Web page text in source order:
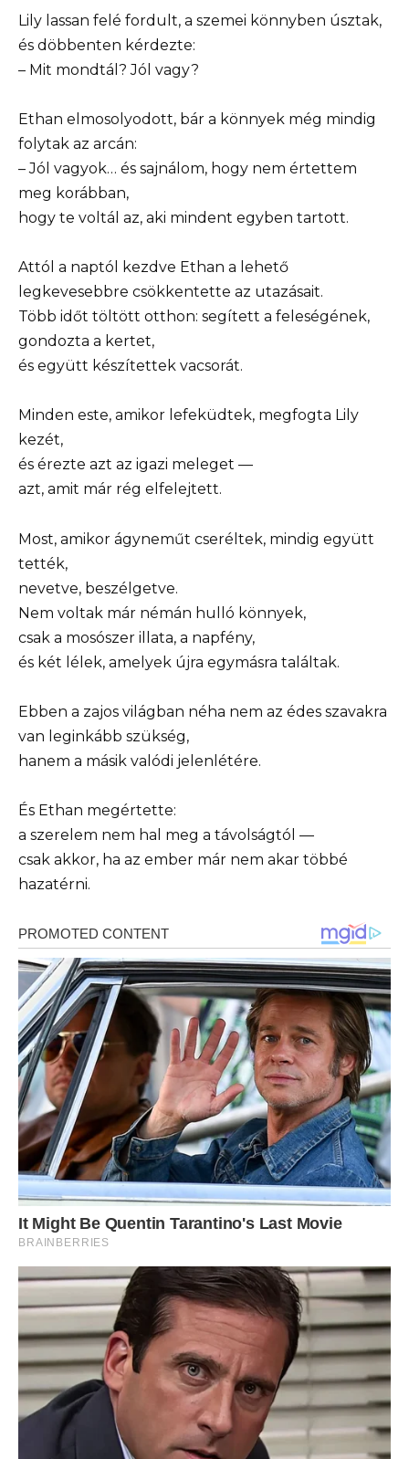
Lily lassan felé fordult, a szemei könnyben úsztak,
és döbbenten kérdezte:
– Mit mondtál? Jól vagy?
Ethan elmosolyodott, bár a könnyek még mindig
folytak az arcán:
– Jól vagyok… és sajnálom, hogy nem értettem
meg korábban,
hogy te voltál az, aki mindent egyben tartott.
Attól a naptól kezdve Ethan a lehető
legkevesebbre csökkentette az utazásait.
Több időt töltött otthon: segített a feleségének,
gondozta a kertet,
és együtt készítettek vacsorát.
Minden este, amikor lefeküdtek, megfogta Lily
kezét,
és érezte azt az igazi meleget —
azt, amit már rég elfelejtett.
Most, amikor ágyneműt cseréltek, mindig együtt
tették,
nevetve, beszélgetve.
Nem voltak már némán hulló könnyek,
csak a mosószer illata, a napfény,
és két lélek, amelyek újra egymásra találtak.
Ebben a zajos világban néha nem az édes szavakra
van leginkább szükség,
hanem a másik valódi jelenlétére.
És Ethan megértette:
a szerelem nem hal meg a távolságtól —
csak akkor, ha az ember már nem akar többé
hazatérni.